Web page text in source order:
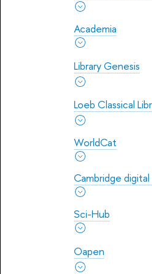
Academia
Library Genesis
Loeb Classical
WorldCat
Cambridge digital
Sci-Hub
Oapen